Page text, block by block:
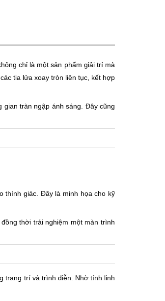
chỉ là một sản phẩm giải trí mà
tia lửa xoay tròn liên tục, kết hợp
tràn ngập ánh sáng. Đây cũng
thính giác. Đây là minh họa cho kỹ
thời trải nghiệm một màn trình
trang trí và trình diễn. Nhờ tính linh